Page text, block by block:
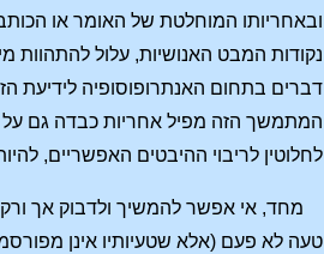
ובאחריותו המוחלטת של האומר או
נקודות המבט האנושיות, עלול להתהוות
דברים בתחום האנתרופוסופיה לידיעת
המתמשך הזה מפיל אחריות כבדה גם על
לחלוטין לריבוי ההיבטים האפשריים,
מחד, אי אפשר להמשיך ולדבוק אך
טעה לא פעם (אלא שטעיותיו אינן